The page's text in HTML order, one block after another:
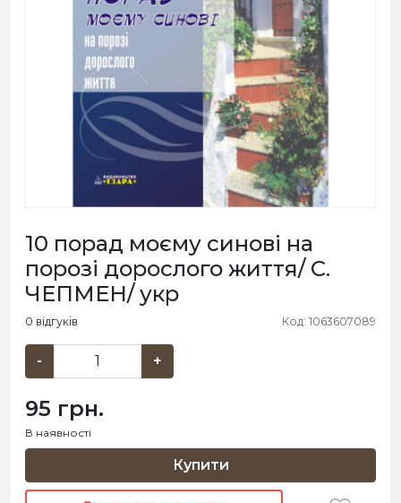
10 порад моєму синові на
порозі дорослого життя/ С.
ЧЕПМЕН/ укр
0 відгуків Код: 1063607089
- +
95 грн.
В наявності
Купити